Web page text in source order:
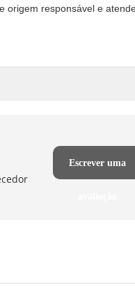
origem responsável e
Escrever uma